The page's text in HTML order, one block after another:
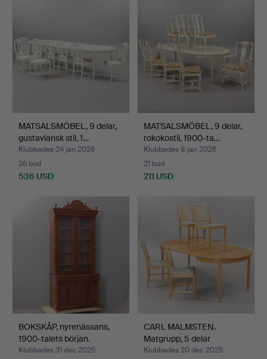
MATSALSMÖBEL, 9 delar,
gustaviansk stil, 1…
Klubbades 24 jan 2026
26 bud
536 USD
MATSALSMÖBEL, 9 delar,
rokokostil, 1900-ta…
Klubbades 8 jan 2026
21 bud
211 USD
BOKSKÅP, nyrenässans,
1900-talets början.
Klubbades 31 dec 2025
CARL MALMSTEN.
Matgrupp, 5 delar
"Herrgård…
Klubbades 20 dec 2025